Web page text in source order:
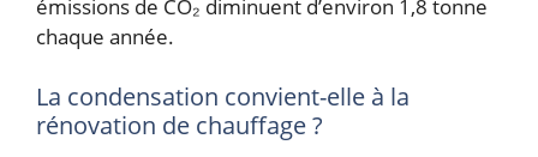
émissions de CO₂ diminuent d’environ 1,8 tonne
chaque année.
La condensation convient-elle à la
rénovation de chauffage ?